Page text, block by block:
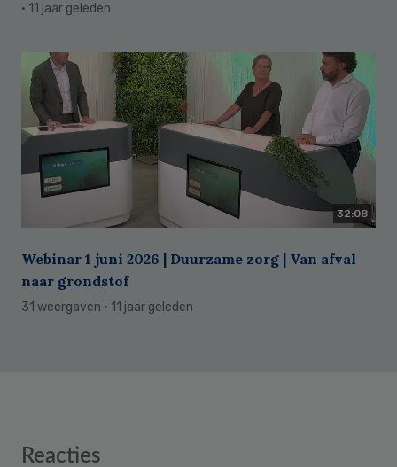
· 11 jaar geleden
32:08
Webinar 1 juni 2026 | Duurzame zorg | Van afval
naar grondstof
31 weergaven · 11 jaar geleden
Reader
Reacties